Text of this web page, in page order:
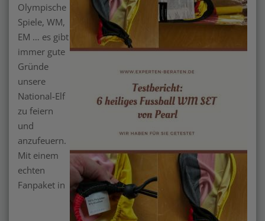
Olympische
Spiele, WM,
EM … es gibt
immer gute
Gründe
unsere
National-Elf
zu feiern
und
anzufeuern.
Mit einem
echten
Fanpaket in